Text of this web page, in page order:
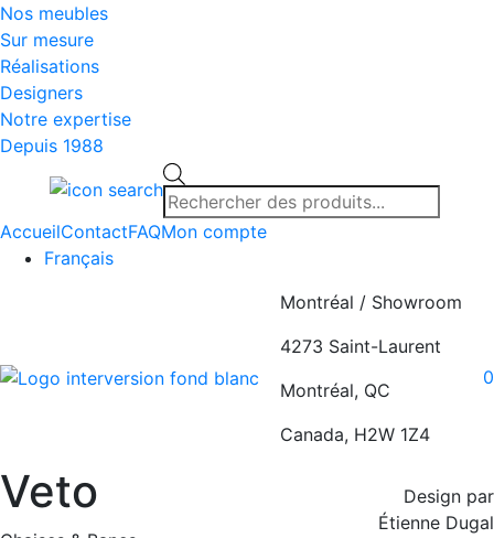
Nos meubles
Sur mesure
Réalisations
Designers
Notre expertise
Depuis 1988
de
produits
AccueilContactFAQMon compte
Français
Montréal / Showroom
4273 Saint-Laurent
Montréal, QC
Canada, H2W 1Z4
0
Veto
Design par
Étienne Dugal